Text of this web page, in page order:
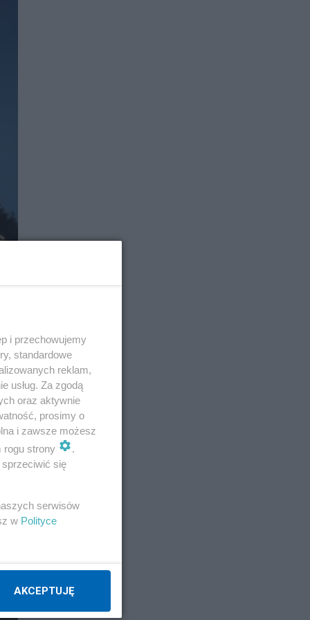
i przechowujemy
standardowe
reklam,
usług. Za zgodą
oraz aktywnie
prosimy o
i zawsze możesz
rogu strony
.
się
serwisów
w Polityce
AKCEPTUJĘ